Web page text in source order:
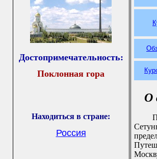
Достопримечательность:
Поклонная гора
Находиться в стране:
Россия
О